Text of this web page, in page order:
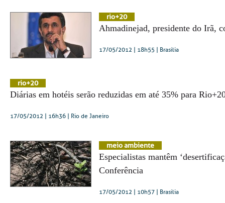
rio+20
Ahmadinejad, presidente do Irã,
17/05/2012 | 18h55 | Brasília
rio+20
Diárias em hotéis serão reduzidas em até 35% para
17/05/2012 | 16h36 | Rio de Janeiro
meio ambiente
Especialistas mantêm
Conferência
17/05/2012 | 10h57 | Brasília